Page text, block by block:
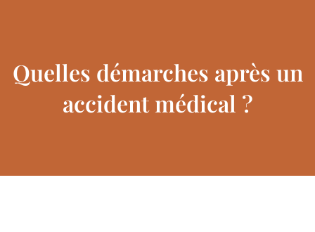
Quelles démarches après un
accident médical ?